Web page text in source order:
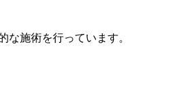
な施術を行っています。